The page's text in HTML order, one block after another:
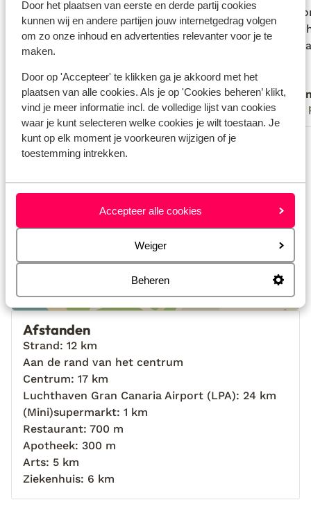
Door het plaatsen van eerste en derde partij cookies
kunnen wij en andere partijen jouw internetgedrag volgen
om zo onze inhoud en advertenties relevanter voor je te
maken.
Door op 'Accepteer' te klikken ga je akkoord met het
plaatsen van alle cookies. Als je op 'Cookies beheren’ klikt,
vind je meer informatie incl. de volledige lijst van cookies
waar je kunt selecteren welke cookies je wilt toestaan. Je
kunt op elk moment je voorkeuren wijzigen of je
toestemming intrekken.
Accepteer alle cookies
Weiger
Beheren
met bomen en planten. Extra
schoonmaak en handdoekenwissel.
Rustig, sfeervol en dichtbij diverse
Gran Canaria.
met bomen en planten. Extra
schoonmaak en handdoekenwissel.
Rustig, sfeervol en dichtbij diverse
Gran Canaria.
Marielle
Met partner
het
het
Bekijk alle 89 ervaringen
Bekijk op kaart
Afstanden
Strand: 12 km
Aan de rand van het centrum
Centrum: 17 km
Luchthaven Gran Canaria Airport (LPA): 24 km
(Mini)supermarkt: 1 km
Restaurant: 700 m
Apotheek: 300 m
Arts: 5 km
Ziekenhuis: 6 km